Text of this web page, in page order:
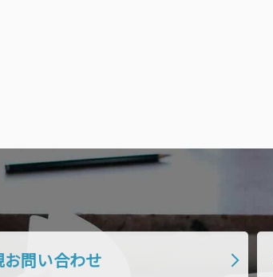
お問い合わせ